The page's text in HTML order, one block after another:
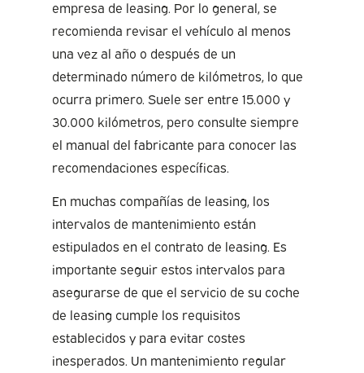
empresa de leasing. Por lo general, se
recomienda revisar el vehículo al menos
una vez al año o después de un
determinado número de kilómetros, lo que
ocurra primero. Suele ser entre 15.000 y
30.000 kilómetros, pero consulte siempre
el manual del fabricante para conocer las
recomendaciones específicas.
En muchas compañías de leasing, los
intervalos de mantenimiento están
estipulados en el contrato de leasing. Es
importante seguir estos intervalos para
asegurarse de que el servicio de su coche
de leasing cumple los requisitos
establecidos y para evitar costes
inesperados. Un mantenimiento regular